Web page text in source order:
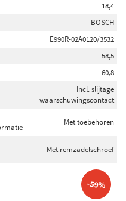
18,4
BOSCH
E990R-02A0120/3532
58,5
60,8
Incl. slijtage
waarschuwingscontact
Met toebehoren
Met remzadelschroef
-59%